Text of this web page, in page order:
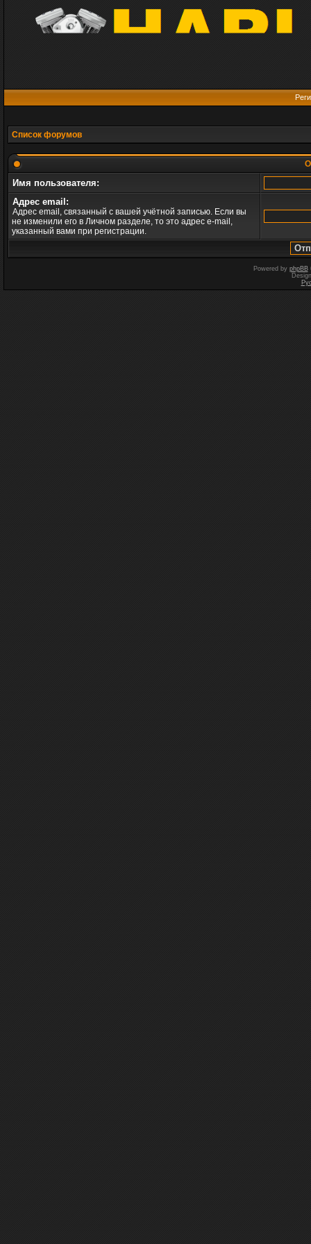
Список форумов
Имя пользователя:
Адрес email:
Адрес email, связанный с вашей учётной записью. Если вы
не изменили его в Личном разделе, то это адрес e-mail,
указанный вами при регистрации.
Powered by phpBB